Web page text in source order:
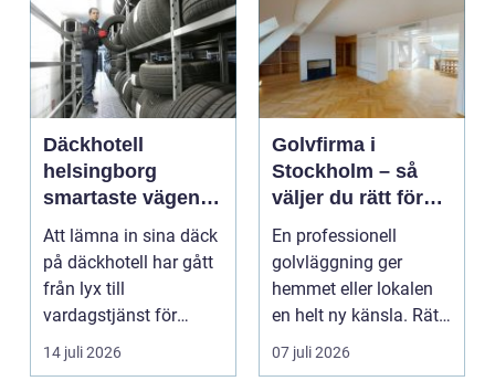
Däckhotell
helsingborg
smartaste vägen
till säkra hjulskift
Att lämna in sina däck
på däckhotell har gått
från lyx till
vardagstjänst för
många bilägare. I
Hels...
14 juli 2026
Golvfirma i
Stockholm – så
väljer du rätt för
ett hållbart golv
En professionell
golvläggning ger
hemmet eller lokalen
en helt ny känsla. Rätt
materi...
07 juli 2026